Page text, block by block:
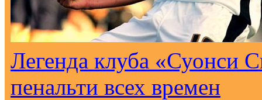
Легенда клуба «Суонси
пенальти всех времен